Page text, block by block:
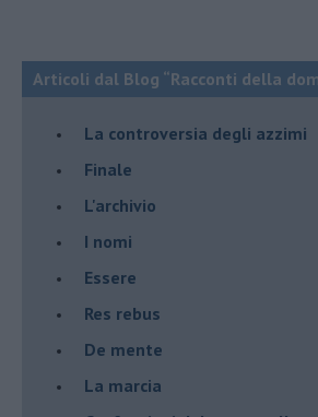
Articoli dal Blog “Racconti della
La controversia degli azzimi
Finale
L'archivio
I nomi
Essere
Res rebus
De mente
La marcia